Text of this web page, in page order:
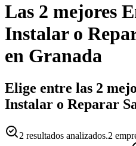
Las 2 mejores
Instalar o
en Granada
Elige entre las 2
Instalar o Reparar
2 resultados analizados.2